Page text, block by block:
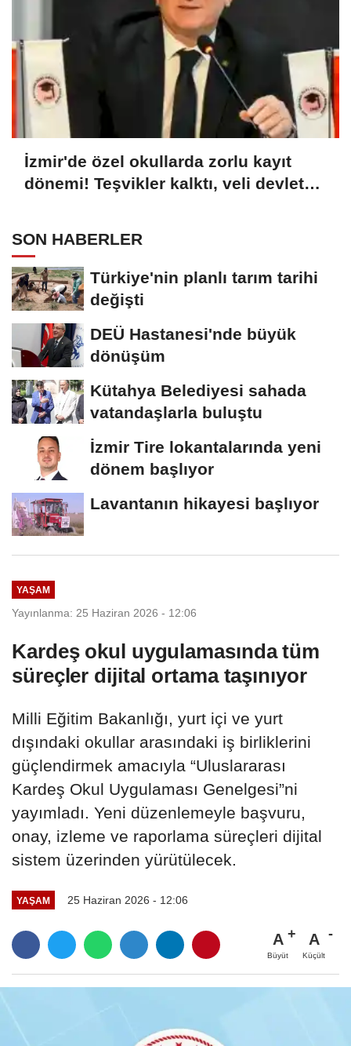
İzmir'de özel okullarda zorlu kayıt
dönemi! Teşvikler kalktı, veli devlet
SON HABERLER
Türkiye'nin planlı tarım tarihi
değişti
DEÜ Hastanesi'nde büyük
dönüşüm
Kütahya Belediyesi sahada
vatandaşlarla buluştu
İzmir Tire lokantalarında yeni
dönem başlıyor
Lavantanın hikayesi başlıyor
YAŞAM
Yayınlanma: 25 Haziran 2026 - 12:06
Kardeş okul uygulamasında tüm
süreçler dijital ortama taşınıyor
Milli Eğitim Bakanlığı, yurt içi ve yurt
dışındaki okullar arasındaki iş birliklerini
güçlendirmek amacıyla “Uluslararası
Kardeş Okul Uygulaması Genelgesi”ni
yayımladı. Yeni düzenlemeyle başvuru,
onay, izleme ve raporlama süreçleri dijital
sistem üzerinden yürütülecek.
YAŞAM 25 Haziran 2026 - 12:06
A
Büyüt
A
Küçült